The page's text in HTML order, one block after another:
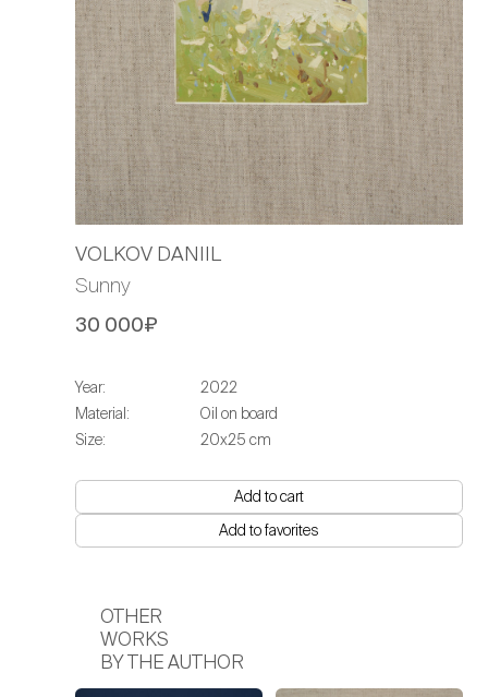
VOLKOV DANIIL
Sunny
30 000₽
Year:
2022
Material:
Oil on board
Size:
20х25 cm
Add to cart
Add to favorites
OTHER
WORKS
BY THE AUTHOR